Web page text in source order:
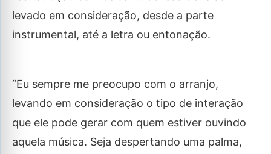
levado em consideração, desde a parte
instrumental, até a letra ou entonação.
“Eu sempre me preocupo com o arranjo,
levando em consideração o tipo de interação
que ele pode gerar com quem estiver ouvindo
aquela música. Seja despertando uma palma,